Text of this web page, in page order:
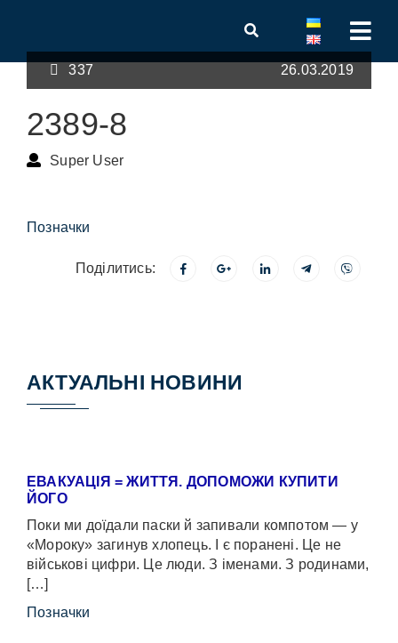
337 26.03.2019
2389-8
Super User
Позначки
Поділитись:
АКТУАЛЬНІ НОВИНИ
ЕВАКУАЦІЯ = ЖИТТЯ. ДОПОМОЖИ КУПИТИ
ЙОГО
Поки ми доїдали паски й запивали компотом — у
«Мороку» загинув хлопець. І є поранені. Це не
військові цифри. Це люди. З іменами. З родинами,
[…]
Позначки